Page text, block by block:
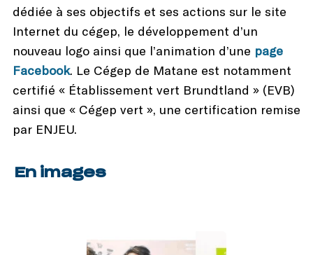
dédiée à ses objectifs et ses actions sur le site
Internet du cégep, le développement d’un
nouveau logo ainsi que l’animation d’une page
Facebook. Le Cégep de Matane est notamment
certifié « Établissement vert Brundtland » (EVB)
ainsi que « Cégep vert », une certification remise
par ENJEU.
En images